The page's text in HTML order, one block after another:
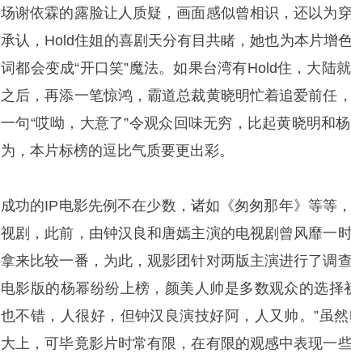
场谢依霖的露脸让人质疑，画面感似曾相识，还以为
承认，Hold住姐的喜剧天分有目共睹，她也为本片增
词都会变成“开口笑”魔法。如果台湾有Hold住，大陆
之后，再添一笔惊鸿，霸道总裁黄晓明忙着追爱前任
一句“哎呦，大意了”令观众回味无穷，比起黄晓明和
为，本片标榜的逗比气质要更出彩。
成功的IP电影先例不在少数，诸如《匆匆那年》等等
视剧，此前，由钟汉良和唐嫣主演的电视剧曾风靡一
拿来比较一番，为此，观影团针对两版主演进行了调
电影版的杨幂纷纷上榜，颜美人帅是多数观众的选择
也不错，人很好，但钟汉良演技好阿，人又帅。”虽
大上，可毕竟影片时常有限，在有限的观感中表现一